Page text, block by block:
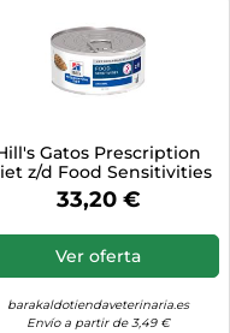
Gatos Prescription
z/d Food Sensitivities
Latas 12 x 156 gr
33,20 €
Ver oferta
barakaldotiendaveterinaria.es
Envío a partir de 3,49 €